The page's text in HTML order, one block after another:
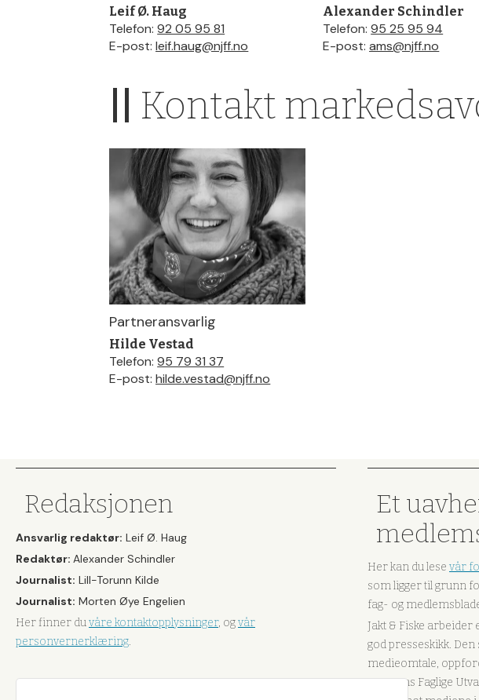
Leif Ø. Haug
Telefon:92 05 95 81
E-post:leif.haug@njff.no
Alexander Schindler
Telefon:95 25 95 94
E-post:ams@njff.no
Kontakt
Partneransvarlig
Hilde Vestad
Telefon:95 79 31 37
E-post:hilde.vestad@njff.no
Redaksjonen
Ansvarlig redaktør: Leif Ø. Haug
Redaktør: Alexander Schindler
Journalist: Lill-Torunn Kilde
Journalist: Morten Øye Engelien
Her finner duvåre kontaktopplysninger, ogvår
personvernerklæring.
Et
Her kan du lese vår
som ligger til grunn
fag- og
Jakt & Fiske
god presseskikk.
medieomtale,
Pressens Faglige